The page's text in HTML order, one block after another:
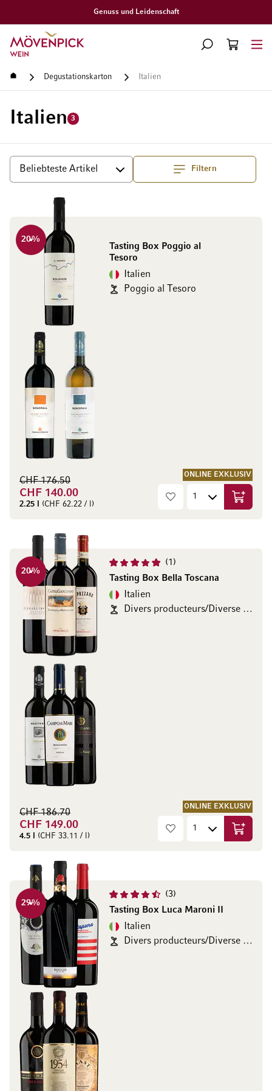
Gratislieferung ab CHF 300.–
Zur Startseite
SUCHE
WARENKORB
Startseite Degustationskarton Italien
Italien 3
Filtern
Sortieren Top
Tasting Box Poggio al
Tesoro
20%
Italien
Poggio al Tesoro
ONLINE EXKLUSIV
CHF 140.00
CHF 176.50
2.25 l (CHF 62.22 / l) In den
1
Tasting Box Bella Toscana
20%
Italien
Divers producteurs/Diverse Produzenten
ONLINE EXKLUSIV
CHF 149.00
CHF 186.70
4.5 l (CHF 33.11 / l) In den
3
Tasting Box Luca Maroni II
29%
Italien
Divers producteurs/Diverse Produzenten